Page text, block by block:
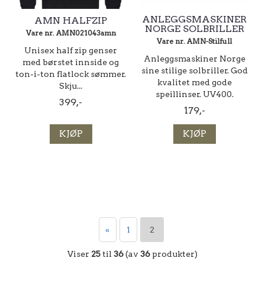
AMN HALFZIP
Vare nr. AMN021043amn
Unisex half zip genser
med børstet innside og
ton-i-ton flatlock sømmer.
Skju...
399,-
KJØP
ANLEGGSMASKINER
NORGE SOLBRILLER
Vare nr. AMN-Stilfull
Anleggsmaskiner Norge
sine stilige solbriller. God
kvalitet med gode
speillinser. UV400.
179,-
KJØP
« 1 2
Viser 25til 36(av 36 produkter)